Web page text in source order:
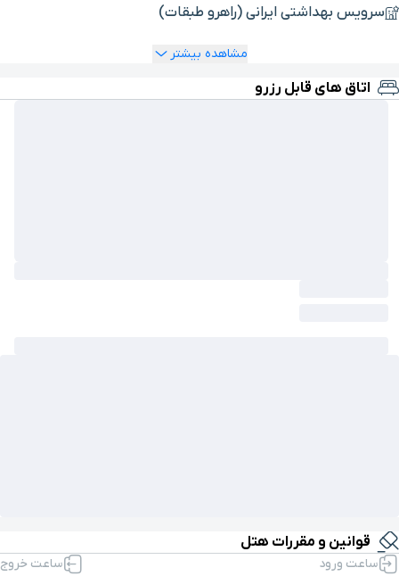
سرویس بهداشتی ایرانی (راهرو طبقات)
مشاهده بیشتر
اتاق های قابل رزرو
قوانین و مقررات هتل
ساعت ورود ساعت خروج